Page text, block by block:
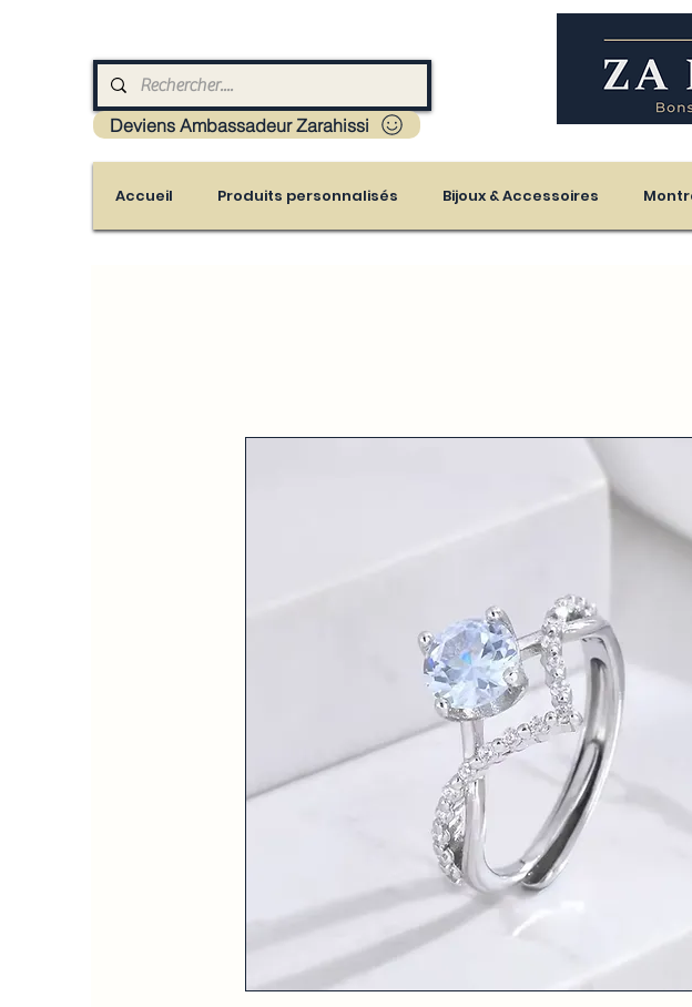
Livraison : Mayotte - France - La réunion - Guadeloupe - Martinique
Deviens Ambassadeur Zarahissi
Accueil Produits personnalisés Bijoux & Accessoires